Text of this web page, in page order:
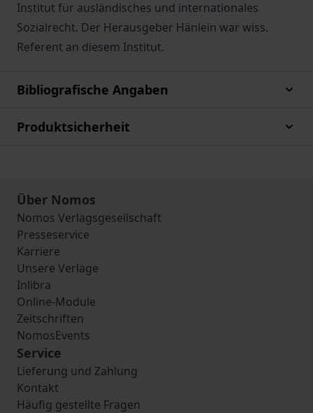
Institut für ausländisches und internationales
Sozialrecht. Der Herausgeber Hänlein war wiss.
Referent an diesem Institut.
Bibliografische Angaben
Produktsicherheit
Über Nomos
Nomos Verlagsgesellschaft
Presseservice
Karriere
Unsere Verlage
Inlibra
Online-Module
Zeitschriften
NomosEvents
Service
Lieferung und Zahlung
Kontakt
Häufig gestellte Fragen